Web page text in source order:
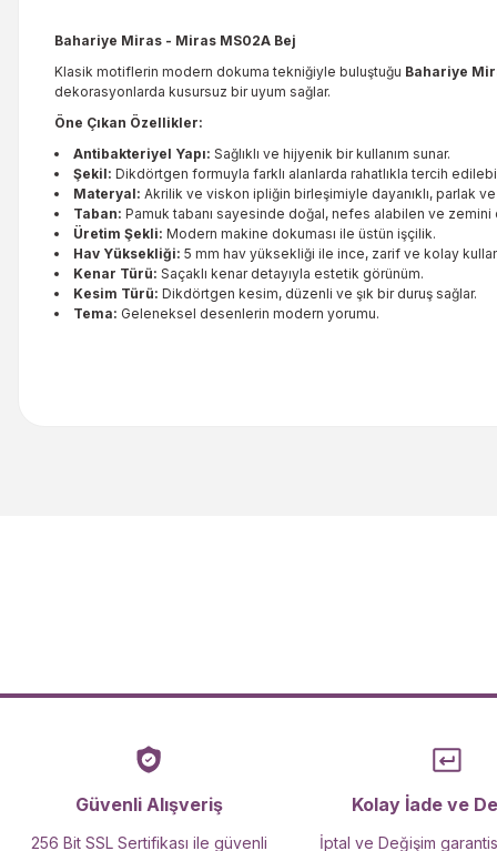
Bahariye Miras - Miras MS02A Bej
Klasik motiflerin modern dokuma tekniğiyle buluştuğu Bahariye
dekorasyonlarda kusursuz bir uyum sağlar.
Öne Çıkan Özellikler:
Antibakteriyel Yapı: Sağlıklı ve hijyenik bir kullanım sunar.
Şekil: Dikdörtgen formuyla farklı alanlarda rahatlıkla tercih
Materyal: Akrilik ve viskon ipliğin birleşimiyle dayanıklı, parlak
Taban: Pamuk tabanı sayesinde doğal, nefes alabilen ve zemini
Üretim Şekli: Modern makine dokuması ile üstün işçilik.
Hav Yüksekliği: 5 mm hav yüksekliği ile ince, zarif ve kolay
Kenar Türü: Saçaklı kenar detayıyla estetik görünüm.
Kesim Türü: Dikdörtgen kesim, düzenli ve şık bir duruş sağlar.
Tema: Geleneksel desenlerin modern yorumu.
Güvenli Alışveriş
256 Bit SSL Sertifikası ile güvenli
Kolay İade ve
İptal ve Değişim